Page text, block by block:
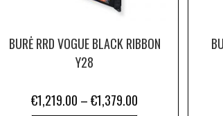
BURĖ RRD VOGUE BLACK RIBBON
Y28
€1,219.00 –€1,379.00